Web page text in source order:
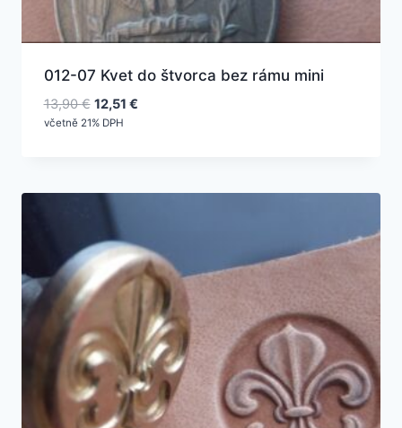
012-07 Kvet do štvorca bez rámu mini
13,90€ Pôvodná
cena
12,51 €Aktuálna
včetně 21% DPH